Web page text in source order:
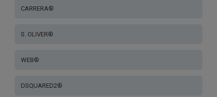
CARRERA®
S. OLIVER®
WEB®
DSQUARED2®